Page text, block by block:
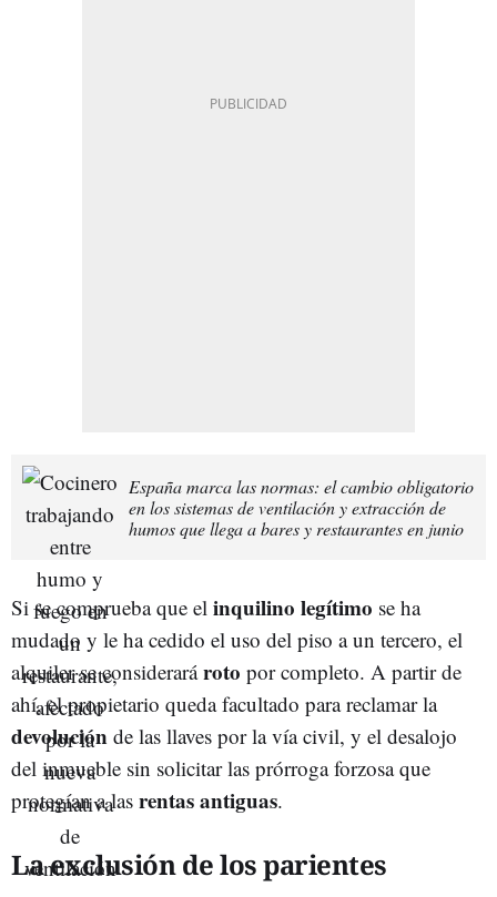
España marca las normas: el cambio obligatorio
en los sistemas de ventilación y extracción de
humos que llega a bares y restaurantes en junio
Si se comprueba que el inquilino legítimo se ha
mudado y le ha cedido el uso del piso a un tercero, el
alquiler se considerarároto por completo. A partir de
ahí, el propietario queda facultado para reclamar la
devolución de las llaves por la vía civil, y el desalojo
del inmueble sin solicitar las prórroga forzosa que
protegían a las rentas antiguas.
La exclusión de los parientes